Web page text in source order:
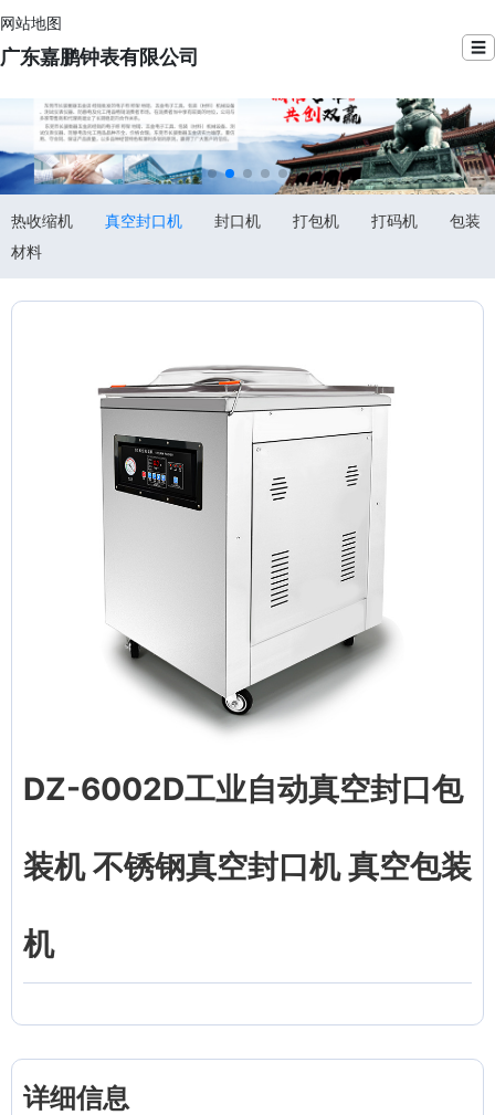
网站地图
广东嘉鹏钟表有限公司 ☰
热收缩机 真空封口机 封口机 打包机 打码机
包装
材料
DZ-6002D工业自动真空封口包
装机 不锈钢真空封口机 真空包装
机
详细信息